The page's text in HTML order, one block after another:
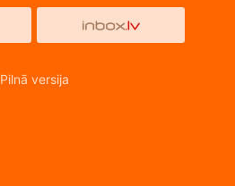
Pilnā versija